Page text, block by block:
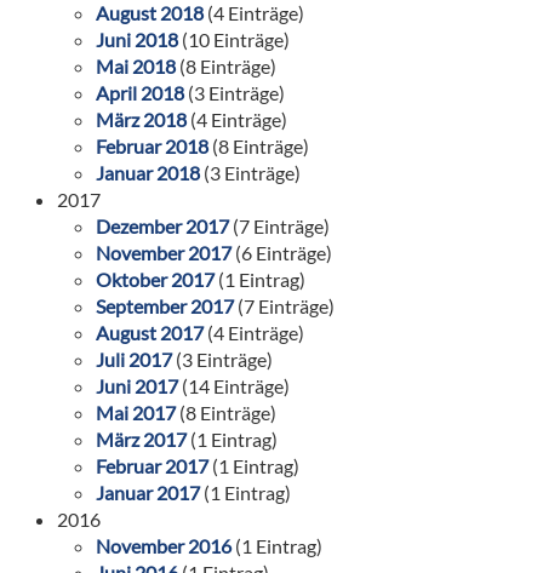
August 2018(4 Einträge)
Juni 2018(10 Einträge)
Mai 2018(8 Einträge)
April 2018(3 Einträge)
März 2018(4 Einträge)
Februar 2018(8 Einträge)
Januar 2018(3 Einträge)
2017
Dezember 2017(7 Einträge)
November 2017(6 Einträge)
Oktober 2017(1 Eintrag)
September 2017(7 Einträge)
August 2017(4 Einträge)
Juli 2017(3 Einträge)
Juni 2017(14 Einträge)
Mai 2017(8 Einträge)
März 2017(1 Eintrag)
Februar 2017(1 Eintrag)
Januar 2017(1 Eintrag)
2016
November 2016(1 Eintrag)